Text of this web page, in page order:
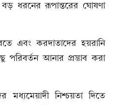
ধরনের রূপান্তরের ঘোষণা
এবং করদাতাদের হয়রানি
পরিবর্তন আনার প্রস্তাব করা
মধ্যমেয়াদী নিশ্চয়তা দিতে